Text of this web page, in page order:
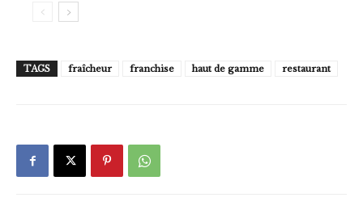
TAGS fraîcheur franchise haut de gamme restaurant